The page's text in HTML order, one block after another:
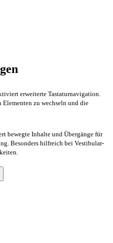
erweiterte Tastaturnavigation.
zu wechseln und die
bewegte Inhalte und Übergänge für
Besonders hilfreich bei Vestibular-